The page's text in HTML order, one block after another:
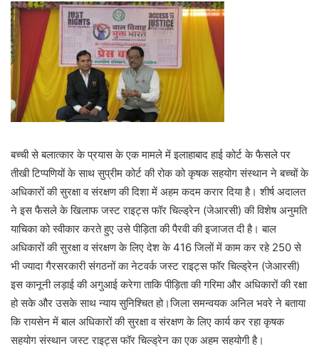
बच्ची से बलात्कार के प्रयास के एक मामले में इलाहाबाद हाई कोर्ट के फैसले पर
तीखी टिप्पणियों के साथ सुप्रीम कोर्ट की रोक को कृषक सहयोग संस्थान ने बच्चों के
अधिकारों की सुरक्षा व संरक्षण की दिशा में अहम कदम करार दिया है। शीर्ष अदालत
ने इस फैसले के खिलाफ जस्ट राइट्स फॉर चिल्ड्रेन (जेआरसी) की विशेष अनुमति
याचिका को स्वीकार करते हुए उसे पीड़िता की पैरवी की इजाजत दी है। बाल
अधिकारों की सुरक्षा व संरक्षण के लिए देश के 416 जिलों में काम कर रहे 250 से
भी ज्यादा गैरसरकारी संगठनों का नेटवर्क जस्ट राइट्स फॉर चिल्ड्रेन (जेआरसी)
इस कानूनी लड़ाई की अगुआई करेगा ताकि पीड़िता की गरिमा और अधिकारों की रक्षा
हो सके और उसके साथ न्याय सुनिश्चित हो।जिला समन्वयक अनिल भवरे ने बताया
कि रायसेन में बाल अधिकारों की सुरक्षा व संरक्षण के लिए कार्य कर रहा कृषक
सहयोग संस्थान जस्ट राइट्स फॉर चिल्ड्रेन का एक अहम सहयोगी है।